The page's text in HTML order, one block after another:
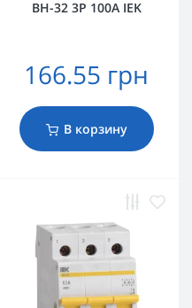
ВН-32 3Р 100А IEK
166.55 грн
В корзину